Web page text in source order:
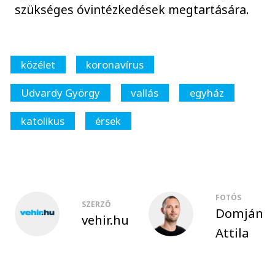
szükséges óvintézkedések megtartására.
közélet
koronavírus
Udvardy György
vallás
egyház
katolikus
érsek
SZERZŐ
vehir.hu
FOTÓS
Domján
Attila